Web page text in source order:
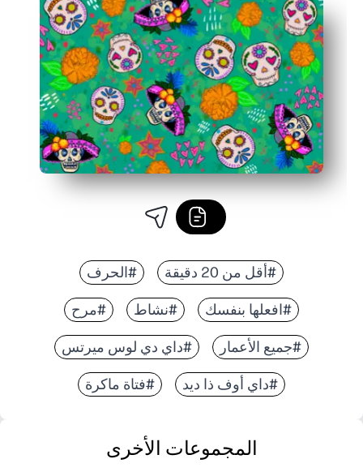
#أقل من 20 دقيقة #الحرف
#افعلها بنفسك #نشاط #مرح
#جميع الأعمار #داي دي لوس ميرتس
#داي أوف ذا ديد #فتاة ماكرة
المجموعات الأخرى